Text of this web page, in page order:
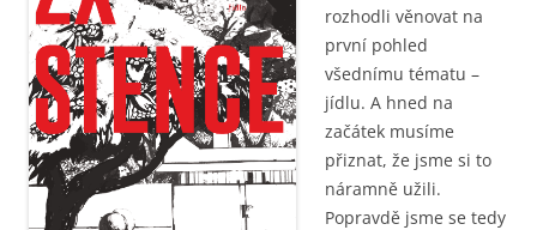
rozhodli věnovat na
první pohled
všednímu tématu –
jídlu. A hned na
začátek musíme
přiznat, že jsme si to
náramně užili.
Popravdě jsme se tedy